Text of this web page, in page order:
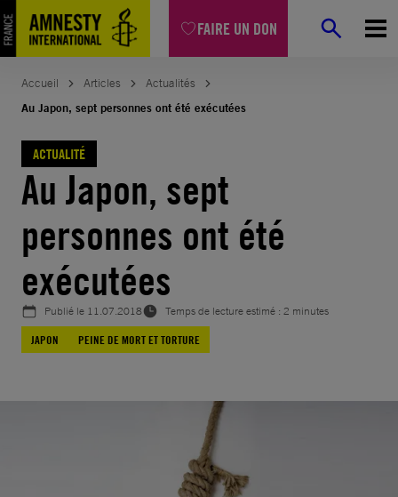
FAIRE UN DON
Aller
au
contenu
Accueil Articles
Actualités
Au Japon, sept personnes ont été exécutées
ACTUALITÉ
Au Japon, sept
personnes ont été
exécutées
Publié le 11.07.2018
Temps de lecture estimé : 2 minutes
JAPON
PEINE DE MORT ET TORTURE